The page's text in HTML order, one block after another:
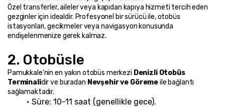
Özel transferler, aileler veya kapıdan kapıya hizmeti tercih eden
gezginler için idealdir. Profesyonel bir sürücü ile, otobüs
istasyonları, gecikmeler veya navigasyon konusunda
endişelenmenize gerek kalmaz.
2. Otobüsle
Pamukkale’nin en yakın otobüs merkezi Denizli Otobüs
Terminalidir ve buradan Nevşehir ve Göreme ile bağlantı
sağlamaktadır.
Süre: 10-11 saat (genellikle gece).